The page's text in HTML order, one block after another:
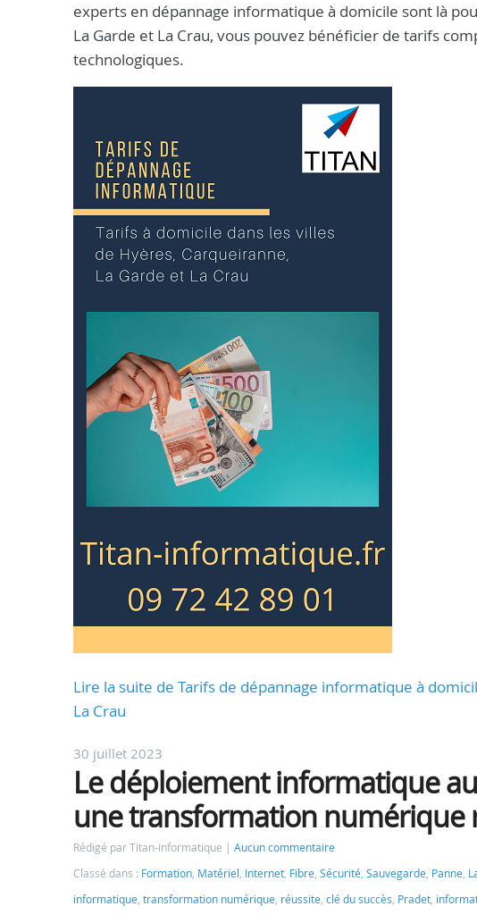
experts en dépannage informatique à domicile sont là
La Garde et La Crau, vous pouvez bénéficier de tarifs
technologiques.
Lire la suite de Tarifs de dépannage informatique à
La Crau
30 juillet 2023
Le déploiement informatique
une transformation numérique
Rédigé par Titan-informatique
Aucun commentaire
Classé dans : Formation, Matériel , Internet, Fibre, Sécurité, Sauvegarde, Panne,
informatique, transformation numérique, réussite, clé du succès, Pradet,